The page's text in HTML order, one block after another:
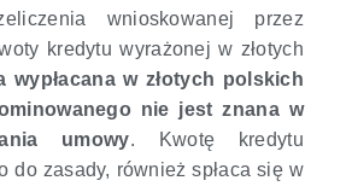
wnioskowanej przez
kredytu wyrażonej w złotych
wypłacana w złotych polskich
nie jest znana w
umowy. Kwotę kredytu
do zasady, również spłaca się w